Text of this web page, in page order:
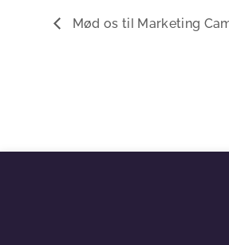
Mød os til Marketing